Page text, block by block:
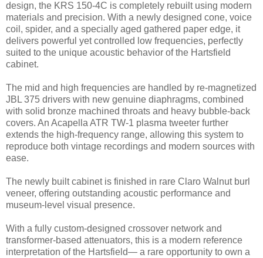
design, the KRS 150-4C is completely rebuilt using modern
materials and precision. With a newly designed cone, voice
coil, spider, and a specially aged gathered paper edge, it
delivers powerful yet controlled low frequencies, perfectly
suited to the unique acoustic behavior of the Hartsfield
cabinet.
The mid and high frequencies are handled by re-magnetized
JBL 375 drivers with new genuine diaphragms, combined
with solid bronze machined throats and heavy bubble-back
covers. An Acapella ATR TW-1 plasma tweeter further
extends the high-frequency range, allowing this system to
reproduce both vintage recordings and modern sources with
ease.
The newly built cabinet is finished in rare Claro Walnut burl
veneer, offering outstanding acoustic performance and
museum-level visual presence.
With a fully custom-designed crossover network and
transformer-based attenuators, this is a modern reference
interpretation of the Hartsfield— a rare opportunity to own a